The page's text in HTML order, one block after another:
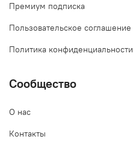
Премиум подписка
Пользовательское соглашение
Политика конфиденциальности
Сообщество
О нас
Контакты